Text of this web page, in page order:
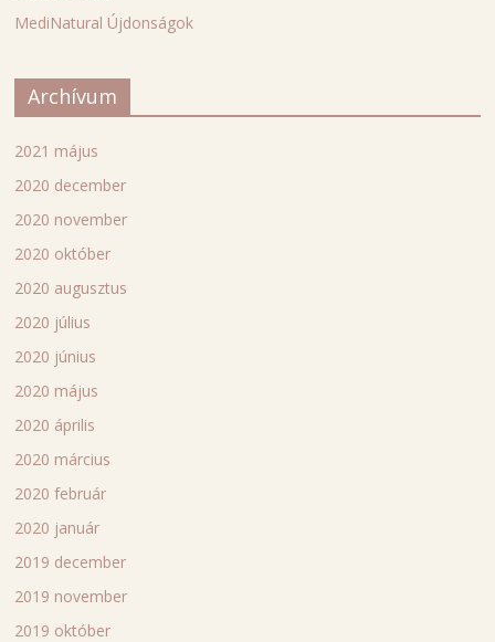
MediNatural Újdonságok
Archívum
2021 május
2020 december
2020 november
2020 október
2020 augusztus
2020 július
2020 június
2020 május
2020 április
2020 március
2020 február
2020 január
2019 december
2019 november
2019 október